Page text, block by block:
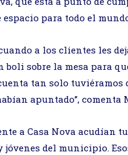
espacio para todo el
a los clientes les
boli sobre la mesa para
tan solo tuviéramos
apuntado”, comenta
a Casa Nova acudían
jóvenes del municipio.